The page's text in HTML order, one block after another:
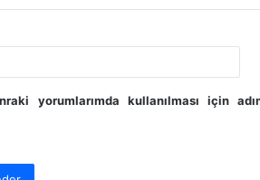
yorumlarımda kullanılması için